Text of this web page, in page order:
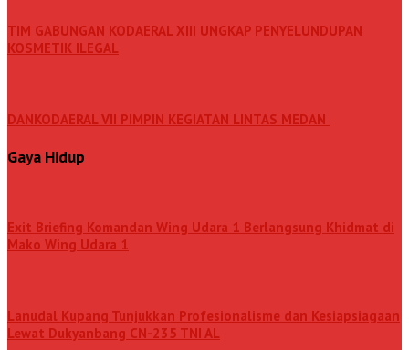
TIM GABUNGAN KODAERAL XIII UNGKAP PENYELUNDUPAN
KOSMETIK ILEGAL
DANKODAERAL VII PIMPIN KEGIATAN LINTAS MEDAN
Gaya Hidup
Exit Briefing Komandan Wing Udara 1 Berlangsung Khidmat di
Mako Wing Udara 1
Lanudal Kupang Tunjukkan Profesionalisme dan Kesiapsiagaan
Lewat Dukyanbang CN-235 TNI AL